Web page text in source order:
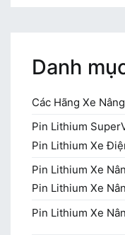
Danh
Các Hãng Xe
Pin Lithium
Pin Lithium Xe
Pin Lithium Xe
Pin Lithium Xe
Pin Lithium Xe